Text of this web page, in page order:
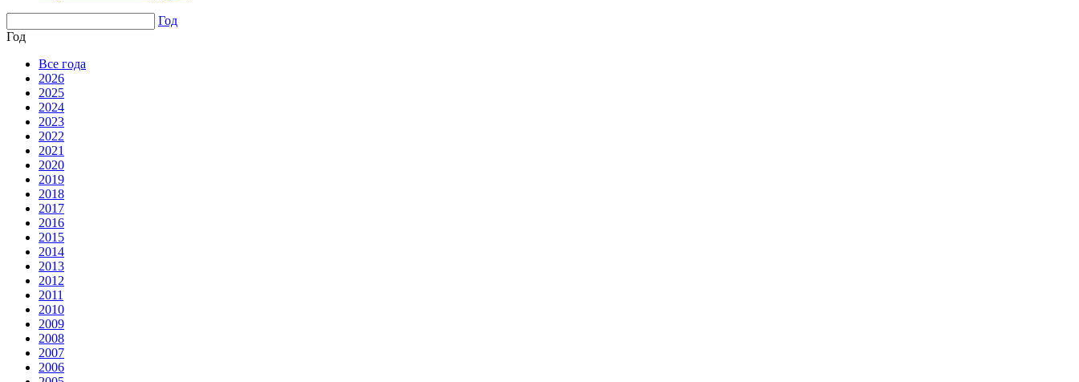
Год
Год
Все года
2026
2025
2024
2023
2022
2021
2020
2019
2018
2017
2016
2015
2014
2013
2012
2011
2010
2009
2008
2007
2006